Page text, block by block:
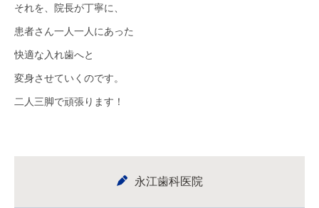
それを、院長が丁寧に、
患者さん一人一人にあった
快適な入れ歯へと
変身させていくのです。
二人三脚で頑張ります！
永江歯科医院